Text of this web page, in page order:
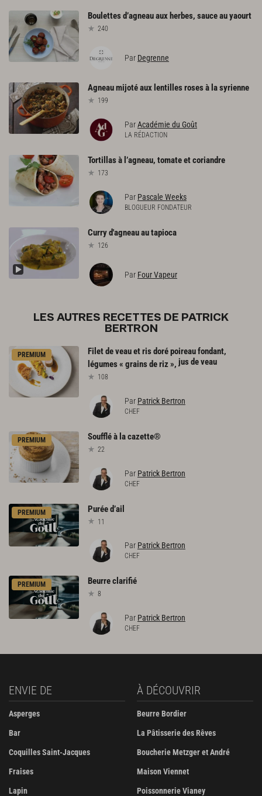
Boulettesd’agneauaux herbes, sauceauyaourt
240
Par Degrenne
Agneaumijotéaux lentillesrosesà lasyrienne
199
ParAcadémie du Goût
LA RÉDACTION
Tortillasà l’agneau, tomateetcoriandre
173
Par Pascale Weeks
BLOGUEUR FONDATEUR
Curryd'agneauautapioca
126
Par Four Vapeur
LES AUTRES RECETTES DE PATRICK
BERTRON
PREMIUM
Filet de veau et ris doré poireau fondant,
légumes « grains de riz », jus de veau
108
Par Patrick Bertron
CHEF
PREMIUM Souffléà lacazette®
22
Par Patrick Bertron
CHEF
PREMIUM Puréed’ail
11
Par Patrick Bertron
CHEF
PREMIUM Beurreclarifié
8
Par Patrick Bertron
CHEF
ENVIE DE
Asperges
Bar
Coquilles Saint-Jacques
Fraises
Lapin
À DÉCOUVRIR
Beurre Bordier
La Pâtisserie des Rêves
Boucherie Metzger et André
Maison Viennet
Poissonnerie Vianey